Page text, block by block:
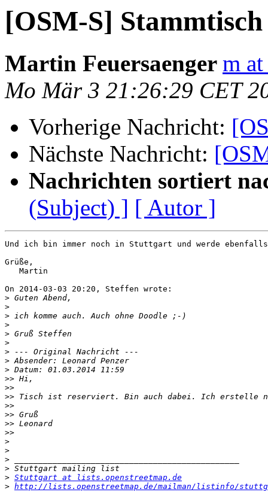
[OSM-S]
Martin Feuersaenger m at
Mo Mär 3 21:26:29 CET
Vorherige Nachricht:
Nächste Nachricht:
Nachrichten sortiert
(Subject) ] [ Autor ]
Und ich bin immer noch in Stuttgart und werde ebenfalls
Grüße,
   Martin
On 2014-03-03 20:20, Steffen wrote:
>
>
>
>
>
>
>
>
>
>>
>>
>>
>>
>>
>>
>>
>
>
>
>
> Stuttgart at lists.openstreetmap.de
> http://lists.openstreetmap.de/mailman/listinfo/